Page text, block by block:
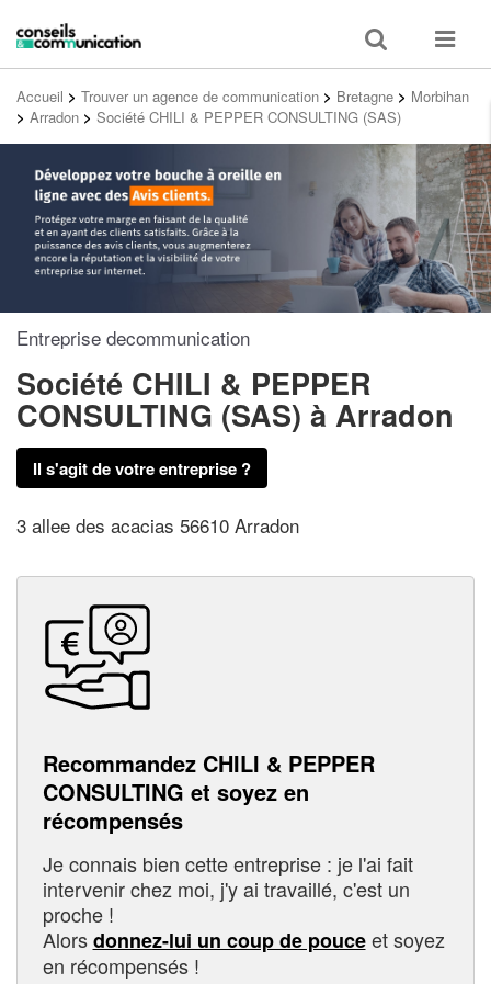
Toggle
search
Toggle
Accueil > Trouver un agence de communication > Bretagne > Morbihan
> Arradon > Société CHILI & PEPPER CONSULTING (SAS)
Entreprise decommunication
Société CHILI & PEPPER
CONSULTING (SAS) à Arradon
Il s'agit de votre entreprise ?
3 allee des acacias 56610 Arradon
Recommandez CHILI & PEPPER
CONSULTING et soyez en
récompensés
Je connais bien cette entreprise : je l'ai fait
intervenir chez moi, j'y ai travaillé, c'est un
proche !
Alorsdonnez-lui un coup de pouceet soyez
en récompensés !